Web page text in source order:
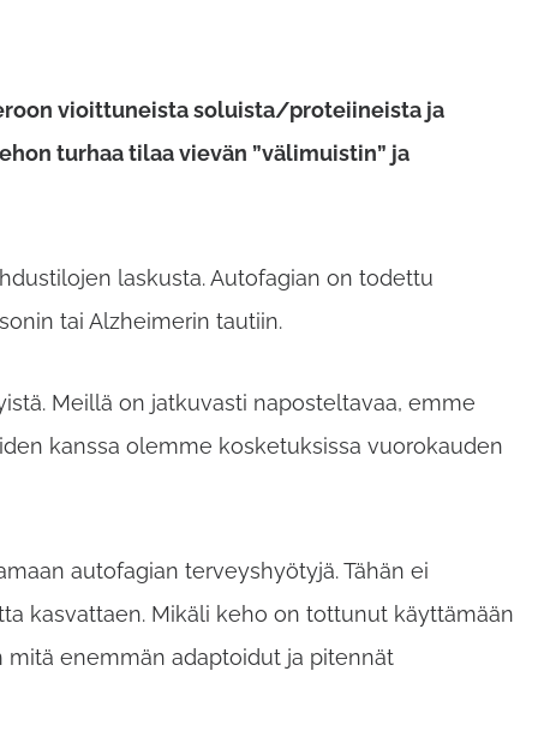
vioittuneista soluista/proteiineista ja
turhaa tilaa vievän ”välimuistin” ja
laskusta. Autofagian on todettu
tai Alzheimerin tautiin.
Meillä on jatkuvasti naposteltavaa, emme
kanssa olemme kosketuksissa vuorokauden
autofagian terveyshyötyjä. Tähän ei
kasvattaen. Mikäli keho on tottunut käyttämään
mitä enemmän adaptoidut ja pitennät